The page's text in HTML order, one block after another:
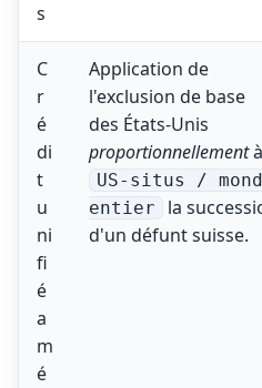
s
C
r
é
di
t
u
ni
fi
é
a
m
é
Application de
l'exclusion de base
des États-Unis
proportionnellementà
US-situs /
entier
la
d'un défunt suisse.